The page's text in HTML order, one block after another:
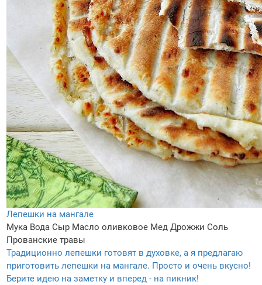
Лепешки на мангале
Мука Вода Сыр Масло оливковое Мед Дрожжи Соль
Прованские травы
Традиционно лепешки готовят в духовке, а я предлагаю
приготовить лепешки на мангале. Просто и очень вкусно!
Берите идею на заметку и вперед - на пикник!